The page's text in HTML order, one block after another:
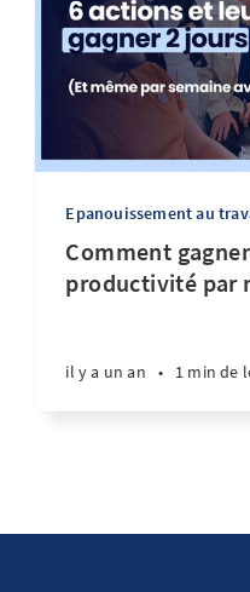
Epanouissement au
Comment
productivité par
il y a un an • 1 min de